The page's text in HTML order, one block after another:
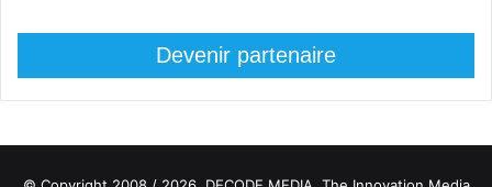
Devenir partenaire